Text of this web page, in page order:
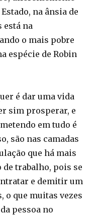
na ânsia de
está na
o mais pobre
espécie de Robin
é dar uma vida
sim prosperar, e
em tudo é
são nas camadas
que há mais
trabalho, pois se
e demitir um
o que muitas vezes
pessoa no